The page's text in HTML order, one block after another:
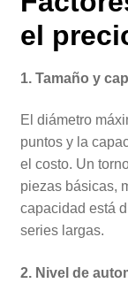
el
1. Tamaño y
El diámetro
puntos y la
el costo. Un
piezas básicas,
capacidad está
series largas.
2. Nivel de